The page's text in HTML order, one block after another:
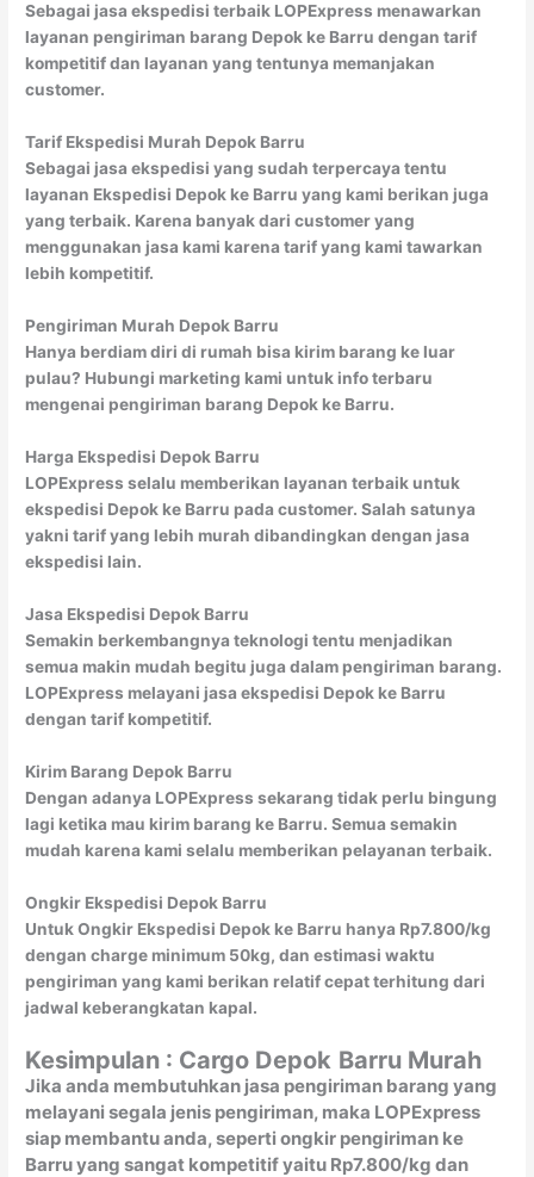
Sebagai jasa ekspedisi terbaik LOPExpress menawarkan
layanan pengiriman barang Depok ke Barru dengan tarif
kompetitif dan layanan yang tentunya memanjakan
customer.
Tarif Ekspedisi Murah Depok Barru
Sebagai jasa ekspedisi yang sudah terpercaya tentu
layanan Ekspedisi Depok ke Barru yang kami berikan juga
yang terbaik. Karena banyak dari customer yang
menggunakan jasa kami karena tarif yang kami tawarkan
lebih kompetitif.
Pengiriman Murah Depok Barru
Hanya berdiam diri di rumah bisa kirim barang ke luar
pulau? Hubungi marketing kami untuk info terbaru
mengenai pengiriman barang Depok ke Barru.
Harga Ekspedisi Depok Barru
LOPExpress selalu memberikan layanan terbaik untuk
ekspedisi Depok ke Barru pada customer. Salah satunya
yakni tarif yang lebih murah dibandingkan dengan jasa
ekspedisi lain.
Jasa Ekspedisi Depok Barru
Semakin berkembangnya teknologi tentu menjadikan
semua makin mudah begitu juga dalam pengiriman barang.
LOPExpress melayani jasa ekspedisi Depok ke Barru
dengan tarif kompetitif.
Kirim Barang Depok Barru
Dengan adanya LOPExpress sekarang tidak perlu bingung
lagi ketika mau kirim barang ke Barru. Semua semakin
mudah karena kami selalu memberikan pelayanan terbaik.
Ongkir Ekspedisi Depok Barru
Untuk Ongkir Ekspedisi Depok ke Barru hanya Rp7.800/kg
dengan charge minimum 50kg, dan estimasi waktu
pengiriman yang kami berikan relatif cepat terhitung dari
jadwal keberangkatan kapal.
Kesimpulan : Cargo Depok Barru Murah
Jika anda membutuhkan jasa pengiriman barang yang
melayani segala jenis pengiriman, maka LOPExpress
siap membantu anda, seperti ongkir pengiriman ke
Barru yang sangat kompetitif yaitu Rp7.800/kg dan